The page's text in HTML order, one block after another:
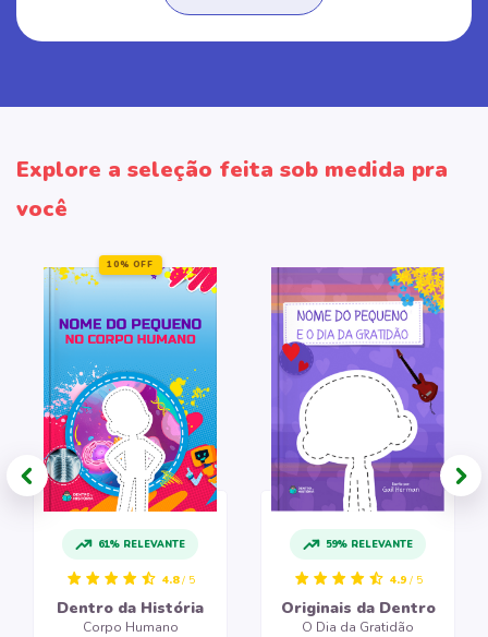
Explore a seleção feita sob medida pra
você
61% RELEVANTE
4.8/ 5
Dentro da História
Corpo Humano
10% OFF
59% RELEVANTE
4.9 / 5
Originais da Dentro
O Dia da Gratidão